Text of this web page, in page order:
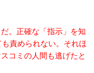
。正確な「指示」を知
責められない。それほ
コミの人間も逃げたと